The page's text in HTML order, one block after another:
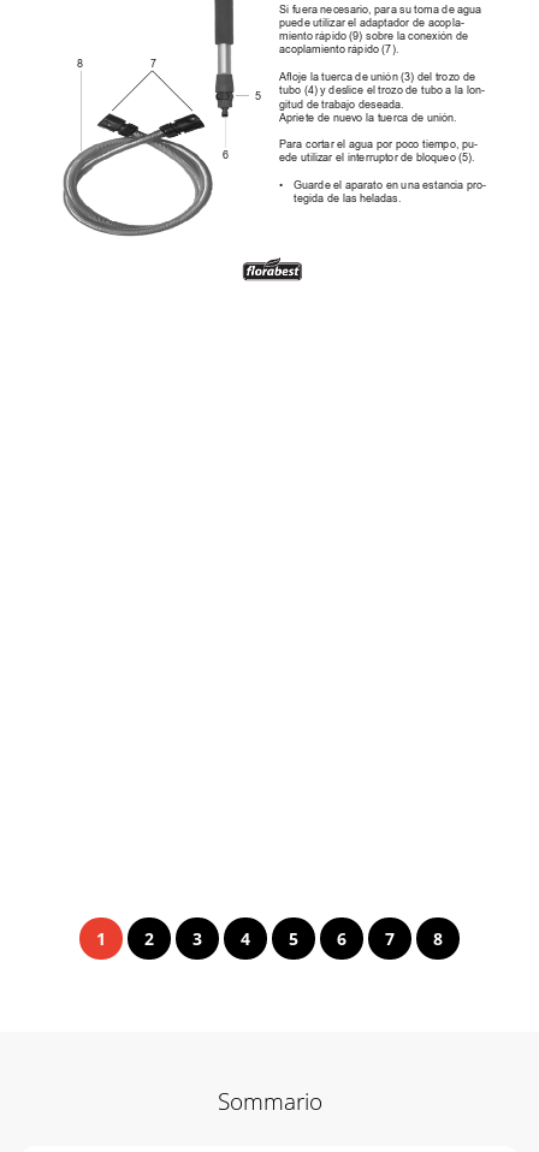
Sifueranecesario,parasutomadeagua
puedeutilizareladaptadordeacopla-
mientorápido(9)sobrelaconexiónde
acoplamientorápido(7).
Aojelatuercadeunión(3)deltrozode
tubo(4)ydesliceeltrozodetuboalalon-
gituddetrabajodeseada.
Aprietedenuevolatuercadeunión.
Paracortarelaguaporpocotiempo,pu-
edeutilizarelinterruptordebloqueo(5).
•
Guardeelaparatoenunaestanciapro-
tegidadelasheladas.
5
6
7
8
1 2 3 4 5 6 7 8
Sommario